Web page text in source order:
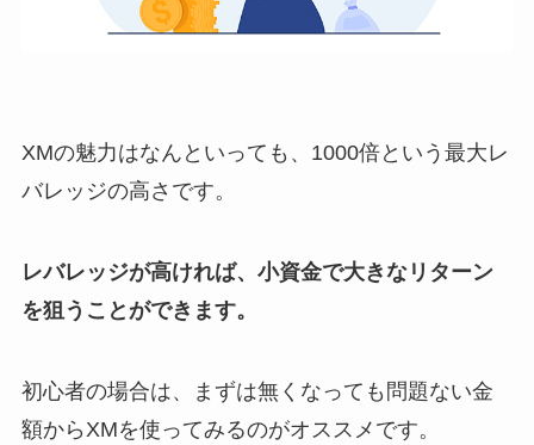
XMの魅力はなんといっても、1000倍という最大レ
バレッジの高さです。
レバレッジが高ければ、小資金で大きなリターン
を狙うことができます。
初心者の場合は、まずは無くなっても問題ない金
額からXMを使ってみるのがオススメです。